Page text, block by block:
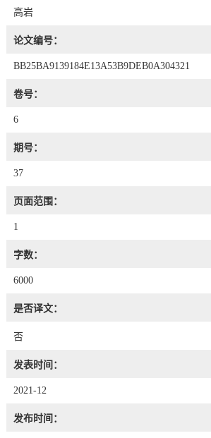
高岩
论文编号：
BB25BA9139184E13A53B9DEB0A304321
卷号：
6
期号：
37
页面范围：
1
字数：
6000
是否译文：
否
发表时间：
2021-12
发布时间：